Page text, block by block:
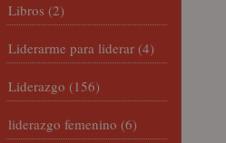
Libros (2)
Liderarme para liderar (4)
Liderazgo (156)
liderazgo femenino (6)